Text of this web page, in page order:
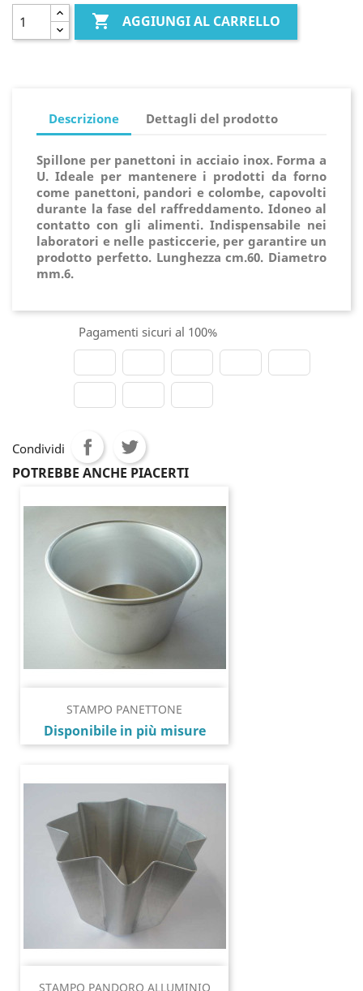
 AGGIUNGI AL CARRELLO
Descrizione Dettagli del prodotto
Spillone per panettoni in acciaio inox. Forma a
U. Ideale per mantenere i prodotti da forno
come panettoni, pandori e colombe, capovolti
durante la fase del raffreddamento. Idoneo al
contatto con gli alimenti. Indispensabile nei
laboratori e nelle pasticcerie, per garantire un
prodotto perfetto. Lunghezza cm.60. Diametro
mm.6.
Pagamenti sicuri al 100%
Condividi
POTREBBE ANCHE PIACERTI
STAMPO PANETTONE
Prezzo
Disponibile in più misure
STAMPO PANDORO ALLUMINIO